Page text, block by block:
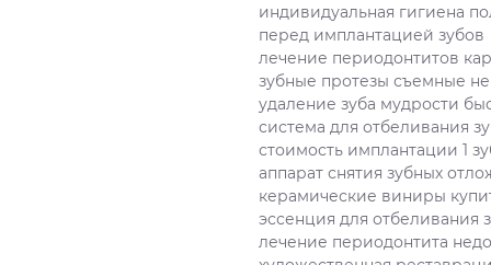
индивидуальная гигиена
перед имплантацией зубов
лечение периодонтитов
зубные протезы съемные
удаление зуба мудрости
система для отбеливания
стоимость имплантации 1
аппарат снятия зубных
керамические виниры
эссенция для отбеливания
лечение периодонтита